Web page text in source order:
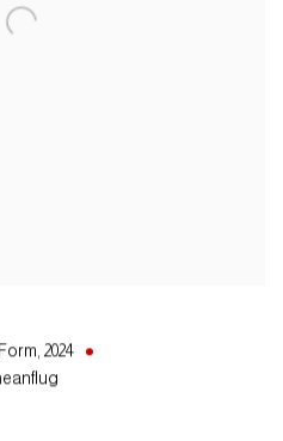
, 2024